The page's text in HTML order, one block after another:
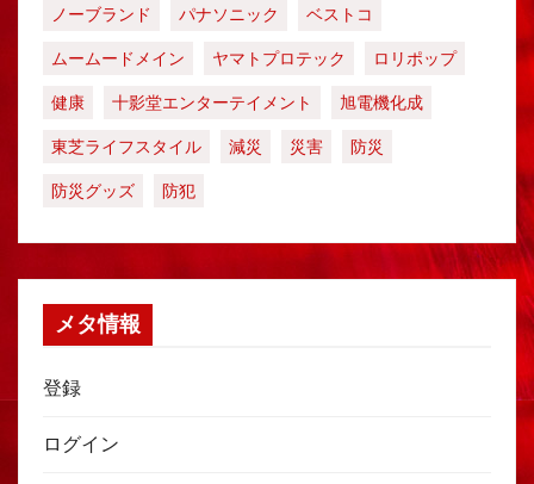
ノーブランド パナソニック
ベストコ
ムームードメイン
ヤマトプロテック
ロリポップ
健康
十影堂エンターテイメント
旭電機化成
東芝ライフスタイル
減災 災害
防災
防災グッズ
防犯
メタ情報
登録
ログイン